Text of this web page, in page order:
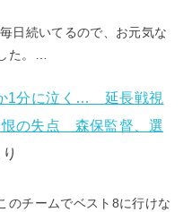
日続いてるので、お元気な
た。…
1分に泣く… 延長戦視
恨の失点 森保監督、選
のチームでベスト8に行けな